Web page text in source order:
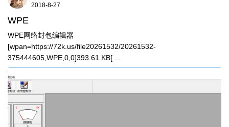
2018-8-27
WPE
WPE网络封包编辑器
[wpan=https://72k.us/file20261532/20261532-
375444605,WPE,0,0]393.61 KB[ ...